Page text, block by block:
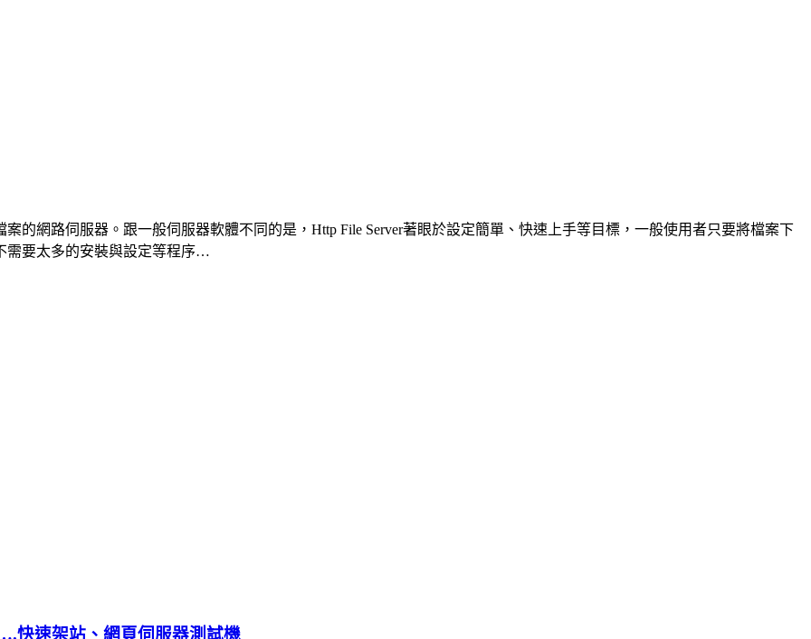
的網路伺服器。跟一般伺服器軟體不同的是，Http File Server著眼於設定簡單、快速上手等目標，一般使用者只要將檔案下
需要太多的安裝與設定等程序…
快速架站、網頁伺服器測試機